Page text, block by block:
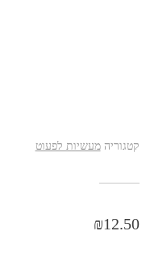
קטגוריה מעשיות לפעוט
₪12.50